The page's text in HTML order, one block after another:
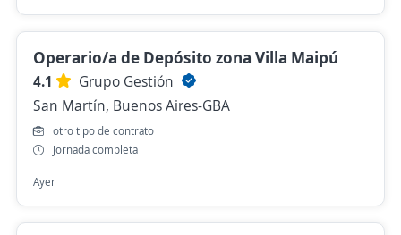
Operario/a de Depósito zona Villa Maipú
4.1
Grupo Gestión
San Martín, Buenos Aires-GBA
otro tipo de contrato
Jornada completa
Ayer